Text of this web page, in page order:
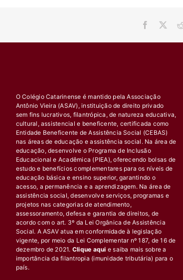
Facebook
O Colégio Catarinense é mantido pela Associação
Antônio Vieira (ASAV), instituição de direito privado
sem fins lucrativos, filantrópica, de natureza educativa,
cultural, assistencial e beneficente, certificada como
Entidade Beneficente de Assistência Social (CEBAS)
nas áreas de educação e assistência social. Na área de
educação, desenvolve o Programa de Inclusão
Educacional e Acadêmica (PIEA), oferecendo bolsas de
estudo e benefícios complementares para os níveis de
educação básica e ensino superior, garantindo o
acesso, a permanência e a aprendizagem. Na área de
assistência social, desenvolve serviços, programas e
projetos nas categorias de atendimento,
assessoramento, defesa e garantia de direitos, de
acordo com o art. 3º da Lei Orgânica de Assistência
Social. A ASAV atua em conformidade à legislação
vigente, por meio da Lei Complementar nº 187, de 16 de
dezembro de 2021. Clique aqui e saiba mais sobre a
importância da filantropia (imunidade tributária) para o
país.